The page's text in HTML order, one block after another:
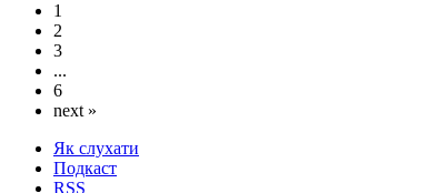
1
2
3
...
6
next »
Як слухати
Подкаст
RSS